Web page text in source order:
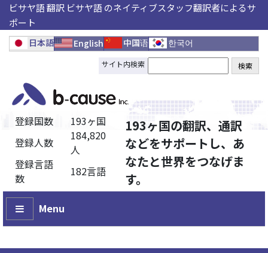
ビサヤ語 翻訳 ビサヤ語 のネイティブスタッフ翻訳者によるサ
ポート